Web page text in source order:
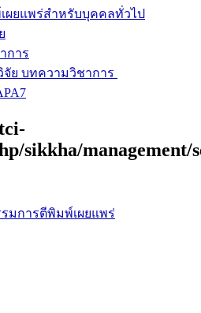
ผยแพร่สำหรับบุคคลทั่วไป
การ
ย บทความวิชาการ
sikkha/management/
มการตีพิมพ์เผยแพร่